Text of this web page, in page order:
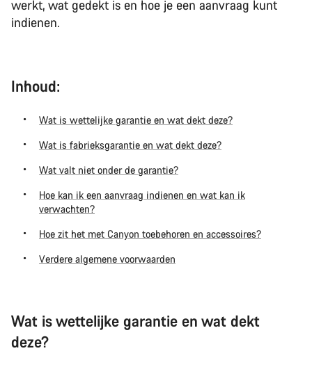
werkt, wat gedekt is en hoe je een aanvraag kunt
indienen.
Inhoud:
Wat is wettelijke garantie en wat dekt deze?
Wat is fabrieksgarantie en wat dekt deze?
Wat valt niet onder de garantie?
Hoe kan ik een aanvraag indienen en wat kan ik
verwachten?
Hoe zit het met Canyon toebehoren en accessoires?
Verdere algemene voorwaarden
Wat is wettelijke garantie en wat dekt
deze?